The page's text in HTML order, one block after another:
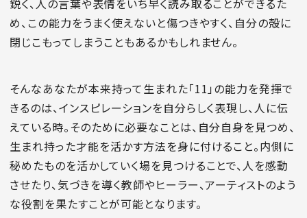
鋭く、人の言葉や表情をいち早く読み取ることができるた
め、この能力をうまく使えないと傷つきやすく、自分の殻に
閉じこもってしまうこともあるかもしれません。
そんなあなたが本来持って生まれた「11」の能力を発揮で
きるのは、インスピレーションを自分らしく表現し、人に伝
えている時。そのために必要なことは、自分自身を見つめ、
生まれ持った才能を活かす方法を身に付けること。内側に
秘めたものを活かしていく場を見つけることで、人を感動
させたり、気づきを導く教師やヒーラー、アーティストのよう
な役割を果たすことが可能となります。